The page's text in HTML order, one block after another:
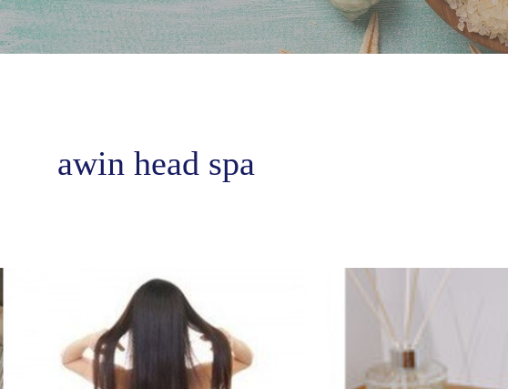
awin head spa